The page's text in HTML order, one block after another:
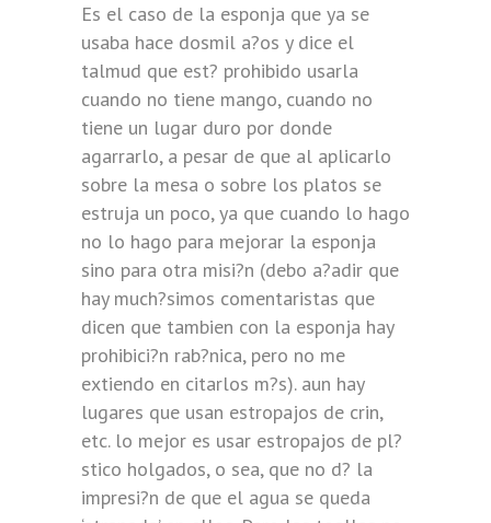
Es el caso de la esponja que ya se
usaba hace dosmil a?os y dice el
talmud que est? prohibido usarla
cuando no tiene mango, cuando no
tiene un lugar duro por donde
agarrarlo, a pesar de que al aplicarlo
sobre la mesa o sobre los platos se
estruja un poco, ya que cuando lo hago
no lo hago para mejorar la esponja
sino para otra misi?n (debo a?adir que
hay much?simos comentaristas que
dicen que tambien con la esponja hay
prohibici?n rab?nica, pero no me
extiendo en citarlos m?s). aun hay
lugares que usan estropajos de crin,
etc. lo mejor es usar estropajos de pl?
stico holgados, o sea, que no d? la
impresi?n de que el agua se queda